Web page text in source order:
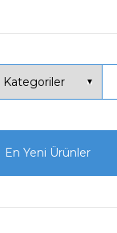
En Yeni Ürünler